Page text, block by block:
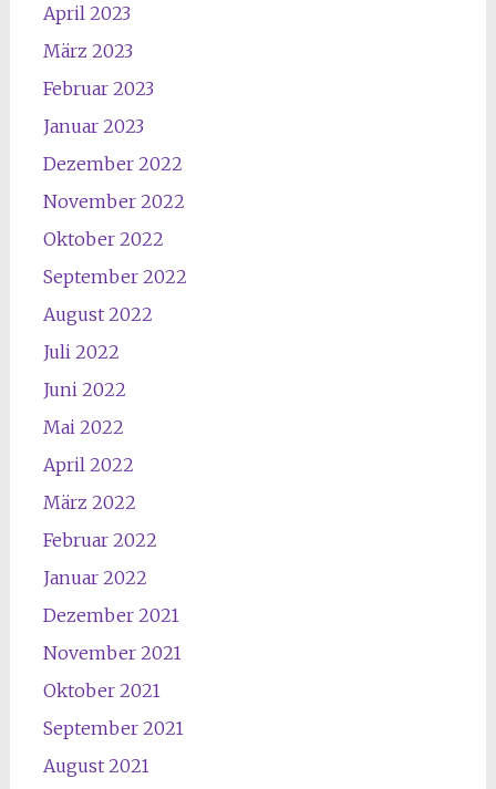
April 2023
März 2023
Februar 2023
Januar 2023
Dezember 2022
November 2022
Oktober 2022
September 2022
August 2022
Juli 2022
Juni 2022
Mai 2022
April 2022
März 2022
Februar 2022
Januar 2022
Dezember 2021
November 2021
Oktober 2021
September 2021
August 2021